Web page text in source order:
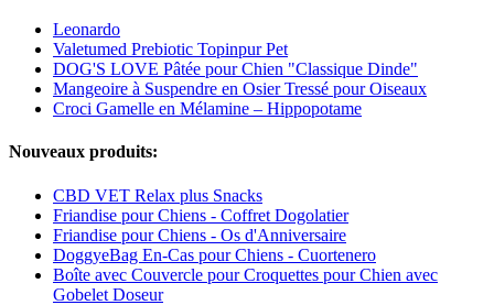
Leonardo
Valetumed Prebiotic Topinpur Pet
DOG'S LOVE Pâtée pour Chien "Classique Dinde"
Mangeoire à Suspendre en Osier Tressé pour Oiseaux
Croci Gamelle en Mélamine – Hippopotame
Nouveaux produits:
CBD VET Relax plus Snacks
Friandise pour Chiens - Coffret Dogolatier
Friandise pour Chiens - Os d'Anniversaire
DoggyeBag En-Cas pour Chiens - Cuortenero
Boîte avec Couvercle pour Croquettes pour Chien avec
Gobelet Doseur